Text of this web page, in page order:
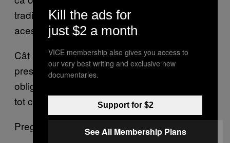
tradițională din Kazahstan, dar prin părțile
acestea e tratată cu mare respect.
Cât am stat cu Bifatima, m-am simțit pierdut în
presupusele ei miracole. Am fost aproape
obligat să-mi închid mintea ca să pot înțelege
tot ce se petrecea în jurul meu.
Pregătirea unui cap de oaie pentru gătit.
Kill the ads for
just $2 a month
VICE membership also gives you access to
our very best writing and exclusive new
documentaries.
Support for $2
See All Membership Plans